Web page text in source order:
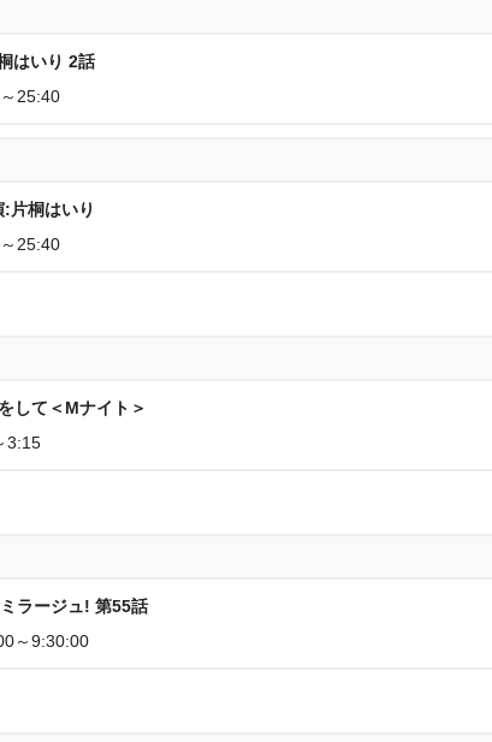
はいり 2話
25:40
片桐はいり
25:40
して＜Mナイト＞
3:15
ラージュ! 第55話
～9:30:00